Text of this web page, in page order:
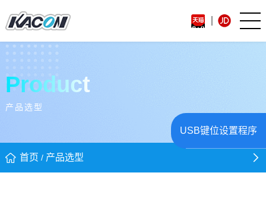
Product
产品选型
首页 / 产品选型
USB键位设置程序